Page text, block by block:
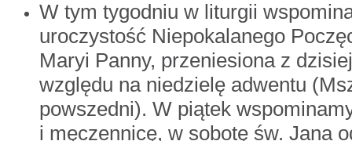
W tym tygodniu w liturgii
uroczystość Niepokalanego
Maryi Panny, przeniesiona z
względu na niedzielę adwentu
powszedni). W piątek
i męczennicę, w sobotę św. Jana